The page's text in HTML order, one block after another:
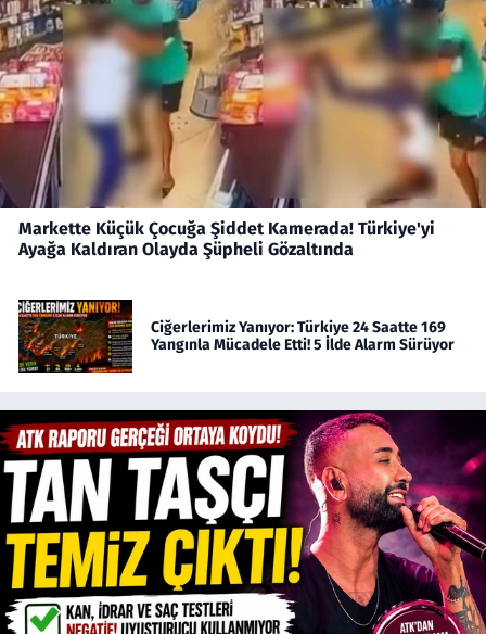
Markette Küçük Çocuğa Şiddet Kamerada! Türkiye'yi
Ayağa Kaldıran Olayda Şüpheli Gözaltında
Ciğerlerimiz Yanıyor: Türkiye 24 Saatte 169
Yangınla Mücadele Etti! 5 İlde Alarm Sürüyor